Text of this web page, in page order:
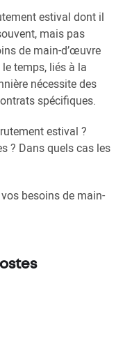
estival dont il
mais pas
de main-d’œuvre
temps, liés à la
nécessite des
spécifiques.
estival ?
? Dans quels cas les
besoins de main-